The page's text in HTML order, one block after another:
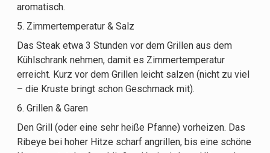
aromatisch.
5. Zimmertemperatur & Salz
Das Steak etwa 3 Stunden vor dem Grillen aus dem
Kühlschrank nehmen, damit es Zimmertemperatur
erreicht. Kurz vor dem Grillen leicht salzen (nicht zu viel
– die Kruste bringt schon Geschmack mit).
6. Grillen & Garen
Den Grill (oder eine sehr heiße Pfanne) vorheizen. Das
Ribeye bei hoher Hitze scharf angrillen, bis eine schöne